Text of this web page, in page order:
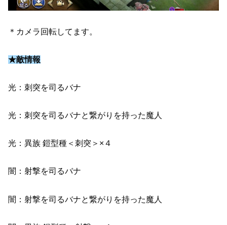
＊カメラ回転してます。
★敵情報
光：刺突を司るバナ
光：刺突を司るバナと繋がりを持った魔人
光：異族 鎧型種＜刺突＞×４
闇：射撃を司るバナ
闇：射撃を司るバナと繋がりを持った魔人